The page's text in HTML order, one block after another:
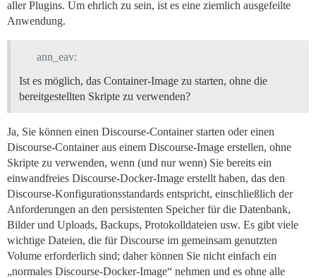
aller Plugins. Um ehrlich zu sein, ist es eine ziemlich ausgefeilte
Anwendung.
ann_eav:
Ist es möglich, das Container-Image zu starten, ohne die
bereitgestellten Skripte zu verwenden?
Ja, Sie können einen Discourse-Container starten oder einen
Discourse-Container aus einem Discourse-Image erstellen, ohne
Skripte zu verwenden, wenn (und nur wenn) Sie bereits ein
einwandfreies Discourse-Docker-Image erstellt haben, das den
Discourse-Konfigurationsstandards entspricht, einschließlich der
Anforderungen an den persistenten Speicher für die Datenbank,
Bilder und Uploads, Backups, Protokolldateien usw. Es gibt viele
wichtige Dateien, die für Discourse im gemeinsam genutzten
Volume erforderlich sind; daher können Sie nicht einfach ein
„normales Discourse-Docker-Image“ nehmen und es ohne alle